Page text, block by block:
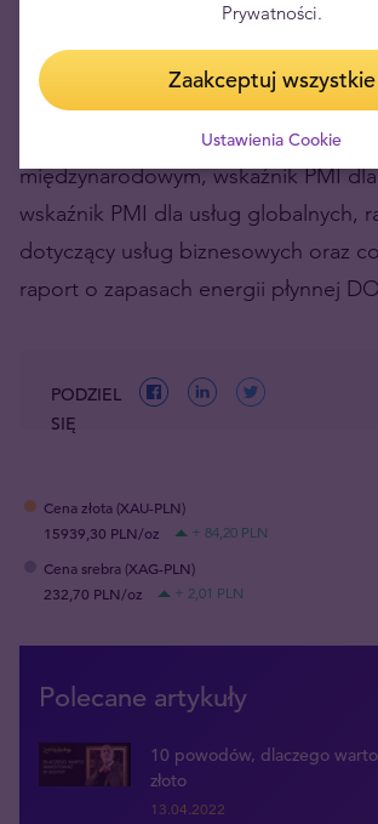
Dane gospodarcze z USA, które
opublikowane w środę, obejmują
badanie wniosków o kredyty
raport o zatrudnieniu ADP, raport o
międzynarodowym, wskaźnik PMI
wskaźnik PMI dla usług globalnych,
dotyczący usług biznesowych oraz
raport o zapasach energii płynnej
PODZIEL
SIĘ
Cena złota (XAU-PLN)
15939,30 PLN/oz
+ 84,20 PLN
Cena srebra (XAG-PLN)
232,70 PLN/oz
+ 2,01 PLN
Polecane artykuły
10 powodów, dlaczego
złoto
13.04.2022
Prywatności.
Zaakceptuj wszystkie
Ustawienia Cookie